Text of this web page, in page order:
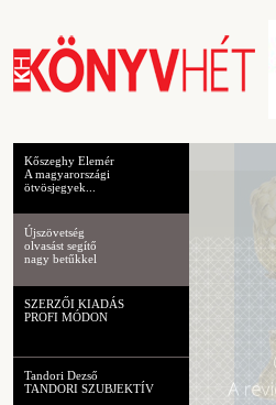
Kőszeghy Elemér
A magyarországi
ötvösjegyek...
Újszövetség
olvasást segítő
nagy betűkkel
SZERZŐI KIADÁS
PROFI MÓDON
Tandori Dezső
TANDORI SZUBJEKTÍV